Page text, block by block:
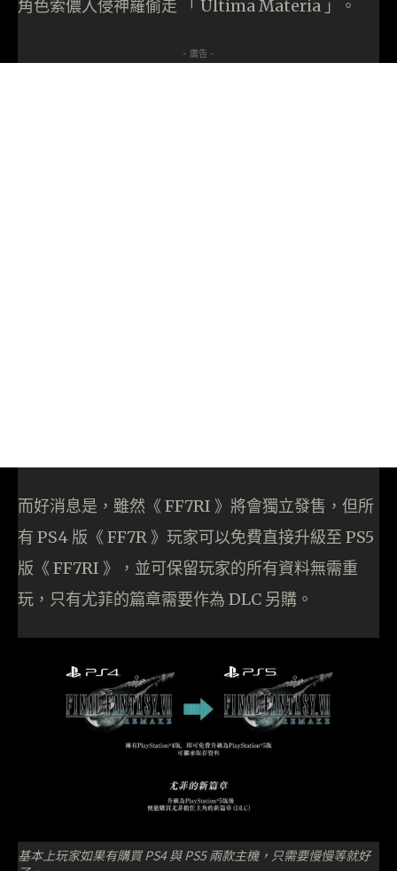
角色索儂入侵神羅偷走 「 Ultima Materia 」。
- 廣告 -
而好消息是，雖然《 FF7RI 》將會獨立發售，但所
有 PS4 版《 FF7R 》玩家可以免費直接升級至 PS5
版《 FF7RI 》，並可保留玩家的所有資料無需重
玩，只有尤菲的篇章需要作為 DLC 另購。
基本上玩家如果有購買 PS4 與 PS5 兩款主機，只需要慢慢等就好